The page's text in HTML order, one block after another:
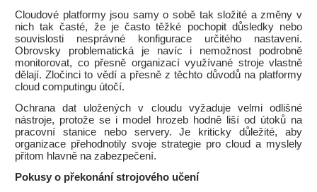
Cloudové platformy jsou samy o sobě tak složité a změny v
nich tak časté, že je často těžké pochopit důsledky nebo
souvislosti nesprávné konfigurace určitého nastavení.
Obrovsky problematická je navíc i nemožnost podrobně
monitorovat, co přesně organizací využívané stroje vlastně
dělají. Zločinci to vědí a přesně z těchto důvodů na platformy
cloud computingu útočí.
Ochrana dat uložených v cloudu vyžaduje velmi odlišné
nástroje, protože se i model hrozeb hodně liší od útoků na
pracovní stanice nebo servery. Je kriticky důležité, aby
organizace přehodnotily svoje strategie pro cloud a myslely
přitom hlavně na zabezpečení.
Pokusy o překonání strojového učení